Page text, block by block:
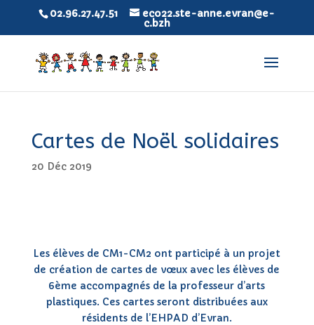
02.96.27.47.51 eco22.ste-anne.evran@e-
c.bzh
Cartes de Noël solidaires
20 Déc 2019
Les élèves de CM1-CM2 ont participé à un projet
de création de cartes de vœux avec les élèves de
6ème accompagnés de la professeur d’arts
plastiques. Ces cartes seront distribuées aux
résidents de l’EHPAD d’Evran.